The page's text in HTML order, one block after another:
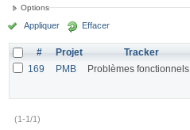
Options
Appliquer Effacer
# Projet Tracker
169
PMB Problèmes fonctionnels
(1-1/1)